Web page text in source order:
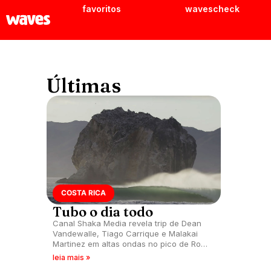
favoritos wavescheck
Últimas
COSTA RICA
Tubo o dia todo
Canal Shaka Media revela trip de Dean
Vandewalle, Tiago Carrique e Malakai
Martinez em altas ondas no pico de Roca
Bruja, Costa Rica.
leia mais »